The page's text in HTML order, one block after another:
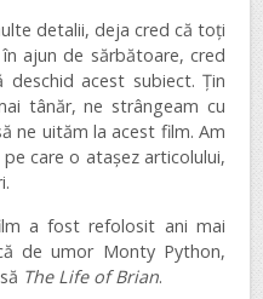
detalii, deja cred că toți
ajun de sărbătoare, cred
acest subiect. Țin
tânăr, ne strângeam cu
ne uităm la acest film. Am
care o atașez articolului,
a fost refolosit ani mai
de umor Monty Python,
The Life of Brian.